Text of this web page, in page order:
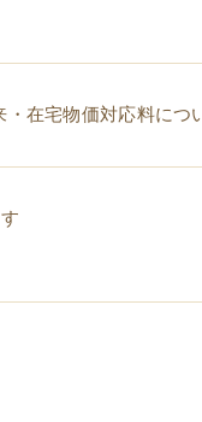
在宅物価対応料につ